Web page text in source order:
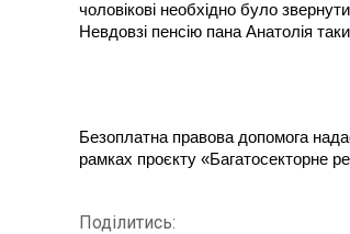
чоловікові необхідно було
Невдовзі пенсію пана Анатолія
Безоплатна правова допомога
рамках проєкту «Багатосекторне
Поділитись: